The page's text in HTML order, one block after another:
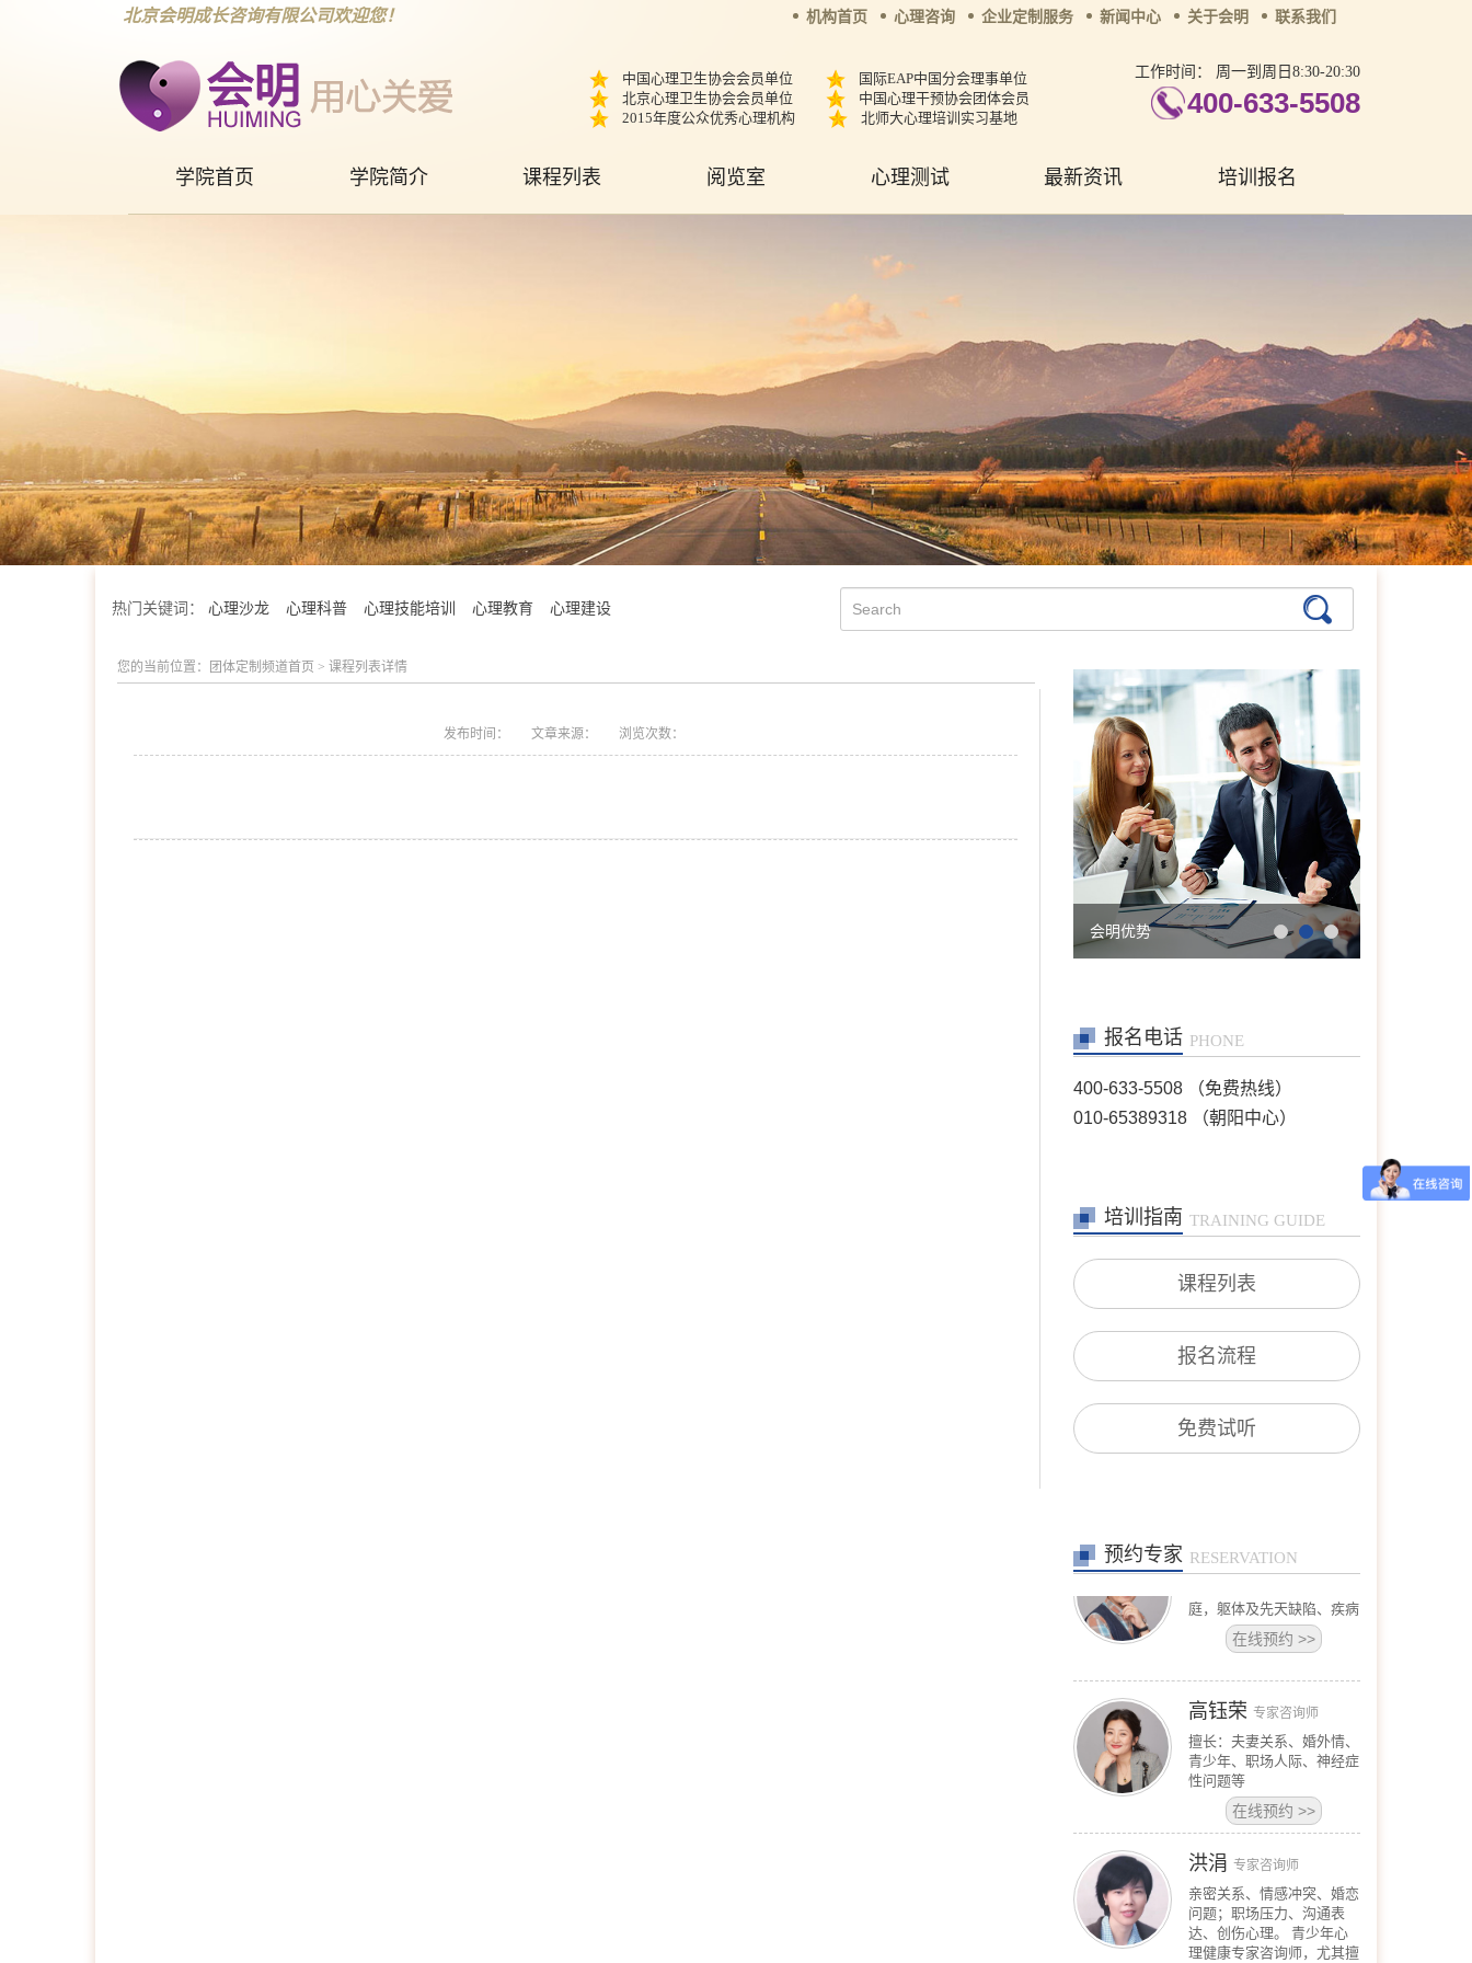
北京会明成长咨询有限公司欢迎您！ 机构首页 心理咨询 企业定制服务 新闻中心 关于会明 联系我们
中国心理卫生协会会员单位
国际EAP中国分会理事单位
北京心理卫生协会会员单位
中国心理干预协会团体会员
2015年度公众优秀心理机构
北师大心理培训实习基地
工作时间： 周一到周日8:30-20:30
400-633-5508
学院首页 学院简介 课程列表 阅览室 心理测试 最新资讯 培训报名
热门关键词： 心理沙龙 心理科普 心理技能培训 心理教育 心理建设
您的当前位置： 团体定制频道首页 > 课程列表详情
发布时间： 文章来源： 浏览次数：
会明优势
报名电话 PHONE
400-633-5508 （免费热线）
010-65389318 （朝阳中心）
培训指南 TRAINING GUIDE
课程列表
报名流程
免费试听
预约专家 RESERVATION
张艳萍首席咨询师
通与亲职教育、恋爱婚姻与
孙月芬首席咨询师
擅长:全面，婚恋、情绪、
躯体化、亲子、个人等
在线预约
张洪 首席咨询师
擅长：亲子、青少年、神经
症、婚恋情感、个人成长等
在线预约 >>
擅长：职场、人际、两性关
系、情感问题等
在线预约
扰、自我冲突、自我发展、
人际关系等)；婚恋家庭(恋
系、婚外情等)；青少年咨
询(亲子沟通、厌学逃学、
叛逆对抗、学业规划等)；
职场咨询(职场压力、人际
沟通、跳
在线预约>>
沈莉首席咨询师
擅长：婚恋情感问题、青少
年问题、 产前产后抑郁、
王宾专家咨询师
庭，躯体及先天缺陷、疾病
在线预约>>
高钰荣 专家咨询师
擅长：夫妻关系、婚外情、
青少年、职场人际、神经症
性问题等
在线预约>>
洪涓 专家咨询师
亲密关系、情感冲突、婚恋
问题；职场压力、沟通表
达、创伤心理。 青少年心
理健康专家咨询师，尤其擅